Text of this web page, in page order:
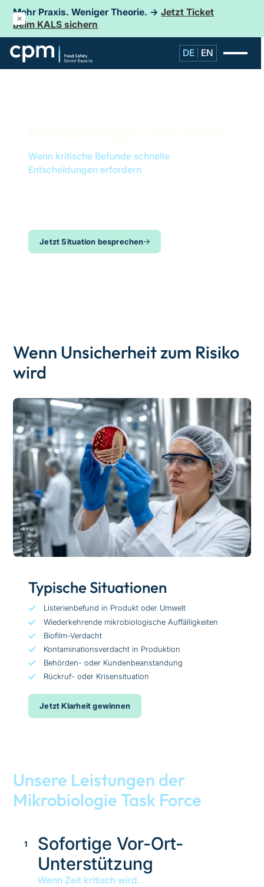
Mehr Praxis. Weniger Theorie. →Jetzt Ticket
beim KALS sichern
DE EN
Wenn kritische Befunde schnelle
Entscheidungen erfordern
Jetzt Situation besprechen
Wenn Unsicherheit zum Risiko
wird
Typische Situationen
Listerienbefund in Produkt oder Umwelt
Wiederkehrende mikrobiologische Auffälligkeiten
Biofilm-Verdacht
Kontaminationsverdacht in Produktion
Behörden- oder Kundenbeanstandung
Rückruf- oder Krisensituation
Jetzt Klarheit gewinnen
Unsere Leistungen der
Mikrobiologie Task Force
Sofortige Vor-Ort-
Unterstützung
Wenn Zeit kritisch wird.